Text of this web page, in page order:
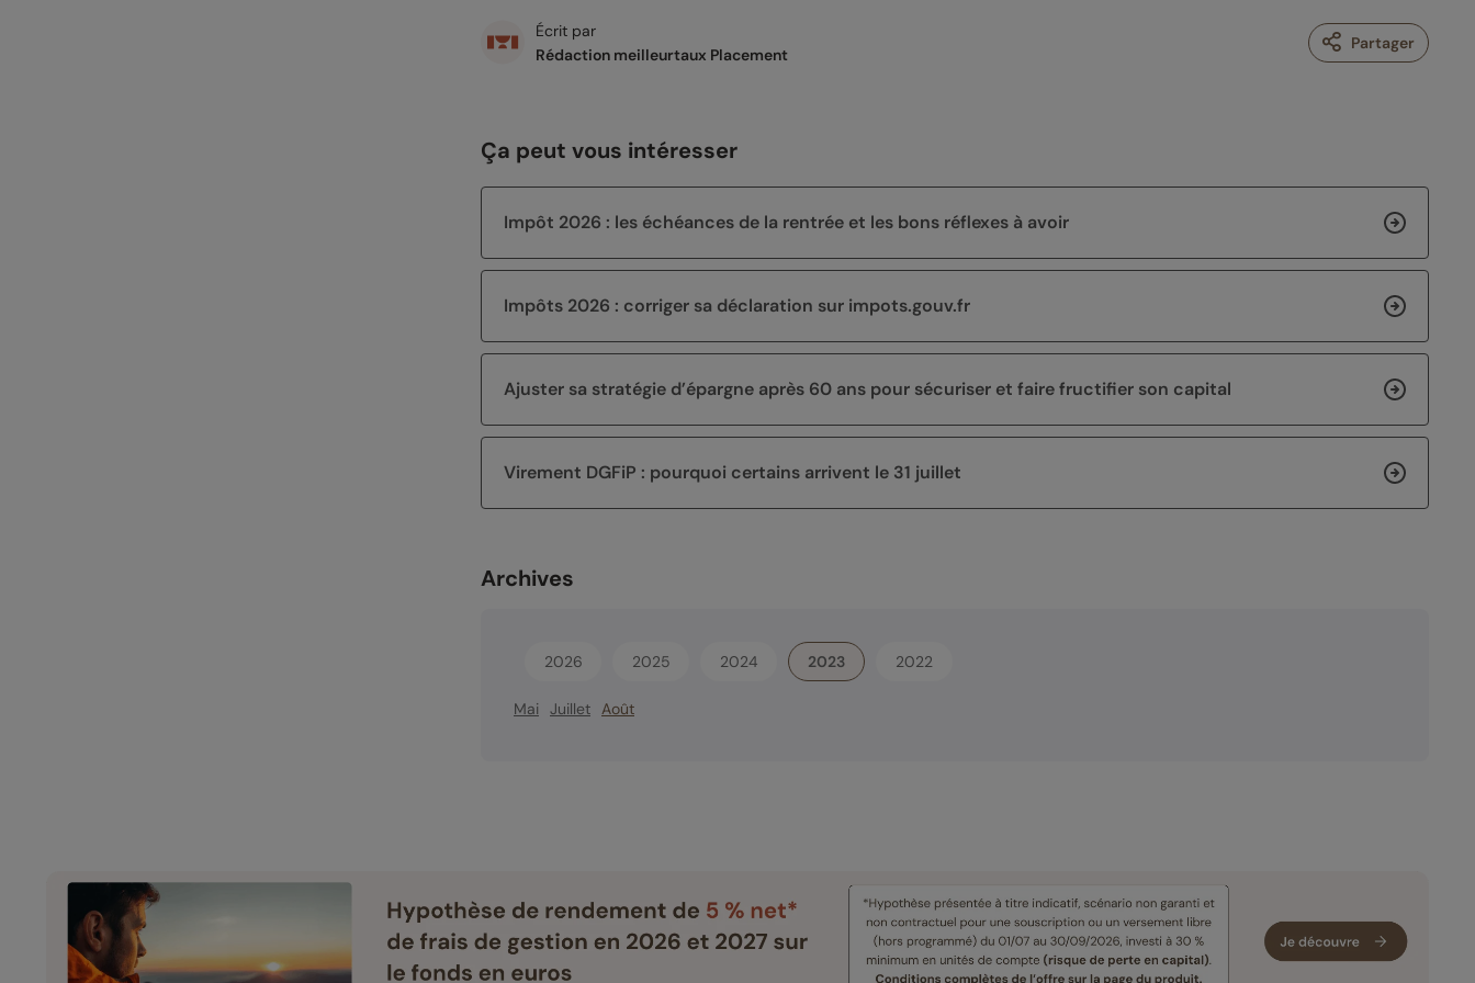
Écrit par
Rédaction meilleurtaux Placement
Partager
Ça peut vous intéresser
Impôt 2026 : les échéances de la rentrée et les bons réflexes à avoir
Impôts 2026 : corriger sa déclaration sur impots.gouv.fr
Ajuster sa stratégie d’épargne après 60 ans pour sécuriser et faire fructifier son capital
Virement DGFiP : pourquoi certains arrivent le 31 juillet
Archives
2026 2025 2024 2023 2022
Mai Juillet Août